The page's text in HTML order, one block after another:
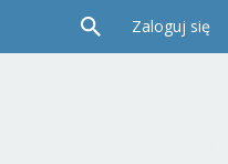
Zaloguj się